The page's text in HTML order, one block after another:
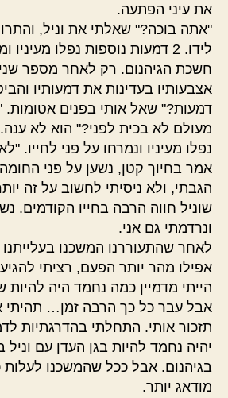
את עיני הפתעה.
"אתה בוכה?" שאלתי את וניל,
לידו. 2 דמעות נוספות נפלו
חשכת הגיהנום. רק לאחר מספר
אצבעותיו בעדינות את דמעותיו
דמעות?" שאל אותי בפנים אטומות.
מעולם לא בכית לפני?" הוא לא
נפלו מעיניו ונמרחו על פני לחייו.
אמר בחיוך קטן, נשען על פני
הגבתי, ולא ניסיתי לחשוב על זה
שוניל חווה הרבה בחייו הקודמים.
ונרדמתי גם אני.
לאחר שהתעוררנו המשכנו
אפילו מהר יותר הפעם, רציתי
הייתי מדמיין כמה נחמד היה
אבל עבר כל כך הרבה זמן… תהיתי
תזכור אותי. התחלתי בהדרגתיות
יהיה נחמד להיות בגן העדן עם וניל
בגיהנום. אבל ככל שהמשכנו לעלות
מודאג יותר.